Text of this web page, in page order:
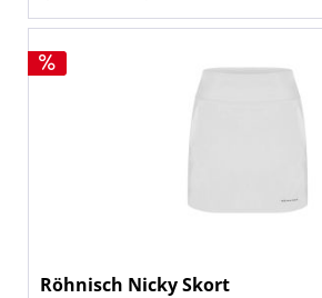
Röhnisch Nicky Skort